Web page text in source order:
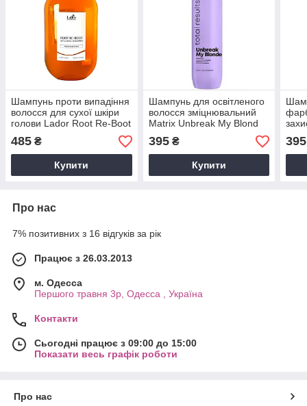
Шампунь проти випадіння
волосся для сухої шкіри
голови Lador Root Re-Boot
Vitalizing Shampoo
Propolis&Citron, 300 м
485 ₴
Купити
Шампунь для освітленого
волосся зміцнювальний
Matrix Unbreak My Blond
Total Results Shampoo
300ml
395₴
Купити
395
Про нас
7% позитивних з 16 відгуків за рік
Працює з 26.03.2013
м. Одесса
Першого травня 3р, Одесса , Україна
Контакти
Сьогодні працює з 09:00 до 15:00
Показати весь графік роботи
Про нас